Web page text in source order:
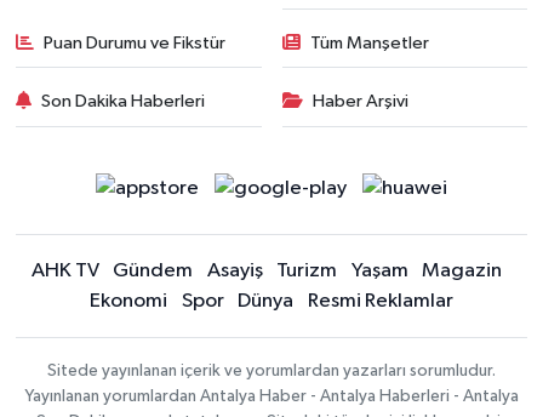
Puan Durumu ve Fikstür Tüm Manşetler
Son Dakika Haberleri Haber Arşivi
AHK TV Gündem Asayiş Turizm Yaşam
Magazin
Ekonomi
Spor Dünya Resmi Reklamlar
Sitede yayınlanan içerik ve yorumlardan yazarları sorumludur.
Yayınlanan yorumlardan Antalya Haber - Antalya Haberleri - Antalya